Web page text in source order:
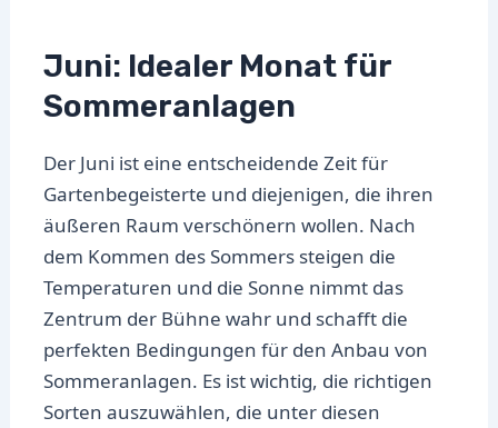
Juni: Idealer Monat für
Sommeranlagen
Der Juni ist eine entscheidende Zeit für
Gartenbegeisterte und diejenigen, die ihren
äußeren Raum verschönern wollen. Nach
dem Kommen des Sommers steigen die
Temperaturen und die Sonne nimmt das
Zentrum der Bühne wahr und schafft die
perfekten Bedingungen für den Anbau von
Sommeranlagen. Es ist wichtig, die richtigen
Sorten auszuwählen, die unter diesen